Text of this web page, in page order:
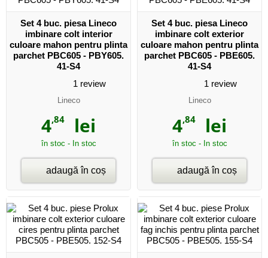
Set 4 buc. piesa Lineco
imbinare colt interior
culoare mahon pentru plinta
parchet PBC605 - PBY605.
41-S4
1 review
Lineco
4,84 lei
în stoc - In stoc
adaugă în coș
Set 4 buc. piesa Lineco
imbinare colt exterior
culoare mahon pentru plinta
parchet PBC605 - PBE605.
41-S4
1 review
Lineco
4,84 lei
în stoc - In stoc
adaugă în coș